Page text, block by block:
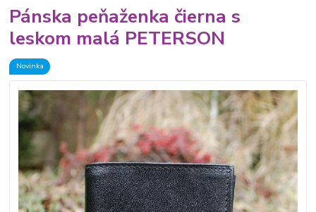
Pánska peňaženka čierna s
leskom malá PETERSON
Novinka